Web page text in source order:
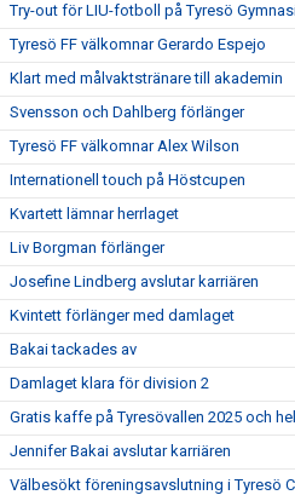
Try-out för LIU-fotboll på Tyresö
Tyresö FF välkomnar Gerardo Espejo
Klart med målvaktstränare till akademin
Svensson och Dahlberg förlänger
Tyresö FF välkomnar Alex Wilson
Internationell touch på Höstcupen
Kvartett lämnar herrlaget
Liv Borgman förlänger
Josefine Lindberg avslutar karriären
Kvintett förlänger med damlaget
Bakai tackades av
Damlaget klara för division 2
Gratis kaffe på Tyresövallen 2025 och
Jennifer Bakai avslutar karriären
Välbesökt föreningsavslutning i Tyresö